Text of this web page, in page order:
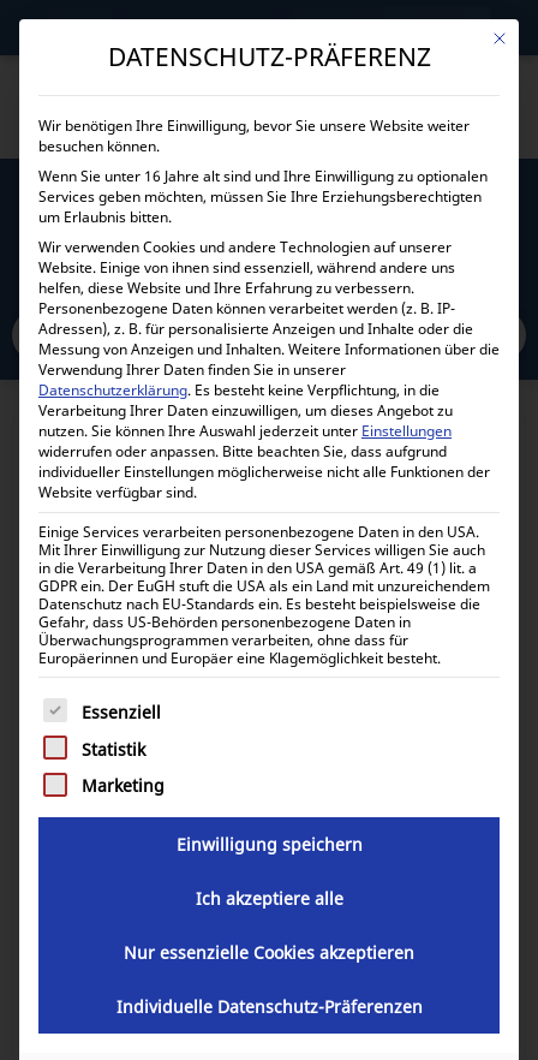
→
VICTRON ENERGY ARGODIODE 140-3AC 3
BATTERIES 140A ARG140301020R
Home Alle Produkte Zubehör Ladestromverteiler
Victron Energy Argodiode 140-3AC 3 batteries 140A ARG140301020R
Victron Energy Argodiode 140-3AC 3
batteries 140A ARG140301020R
Mit
DATENSCHUTZ-PRÄFERENZ
Wir benötigen Ihre Einwilligung, bevor Sie unsere Website weiter
besuchen können.
Wenn Sie unter 16 Jahre alt sind und Ihre Einwilligung zu optionalen
Services geben möchten, müssen Sie Ihre Erziehungsberechtigten
um Erlaubnis bitten.
Wir verwenden Cookies und andere Technologien auf unserer
Website. Einige von ihnen sind essenziell, während andere uns
helfen, diese Website und Ihre Erfahrung zu verbessern.
Personenbezogene Daten können verarbeitet werden (z. B. IP-
Adressen), z. B. für personalisierte Anzeigen und Inhalte oder die
Messung von Anzeigen und Inhalten.Weitere Informationen über die
Verwendung Ihrer Daten finden Sie in unserer
Datenschutzerklärung. Es besteht keine Verpflichtung, in die
Verarbeitung Ihrer Daten einzuwilligen, um dieses Angebot zu
nutzen.Sie können Ihre Auswahl jederzeit unter Einstellungen
widerrufen oder anpassen. Bitte beachten Sie, dass aufgrund
individueller Einstellungen möglicherweise nicht alle Funktionen der
Website verfügbar sind.
Einige Services verarbeiten personenbezogene Daten in den USA.
Mit Ihrer Einwilligung zur Nutzung dieser Services willigen Sie auch
in die Verarbeitung Ihrer Daten in den USA gemäß Art. 49 (1) lit. a
GDPR ein. Der EuGH stuft die USA als ein Land mit unzureichendem
Datenschutz nach EU-Standards ein. Es besteht beispielsweise die
Gefahr, dass US-Behörden personenbezogene Daten in
Überwachungsprogrammen verarbeiten, ohne dass für
Europäerinnen und Europäer eine Klagemöglichkeit besteht.
Es folgt eine Liste der Service-Gruppen, für die eine
Essenziell
Statistik
Marketing
Einwilligung speichern
Ich akzeptiere alle
Nur essenzielle Cookies akzeptieren
Individuelle Datenschutz-Präferenzen